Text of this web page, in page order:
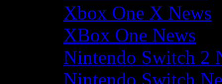
Xbox One X News
XBox One News
Nintendo Switch 2
Nintendo Switch